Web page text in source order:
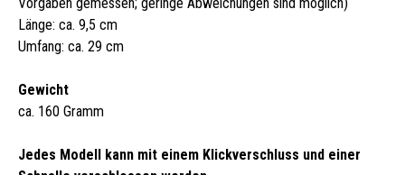
Länge: ca. 9,5 cm
Umfang: ca. 29 cm
Gewicht
ca. 160 Gramm
Jedes Modell kann mit einem Klickverschluss und einer